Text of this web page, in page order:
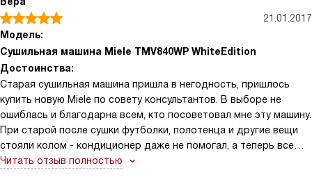
21.01.2017
Модель:
Сушильная машина Miele TMV840WP WhiteEdition
Достоинства:
Старая сушильная машина пришла в негодность, пришлось
купить новую Miele по совету консультантов. В выборе не
ошиблась и благодарна всем, кто посоветовал мне эту машину.
При старой после сушки футболки, полотенца и другие вещи
стояли колом - кондиционер даже не помогал, а теперь все
мягкое, нежное, приятное на ощупь. Даже не верится, что
Читать отзыв полностью